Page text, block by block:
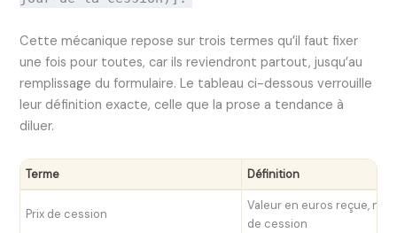
Cette mécanique repose sur trois termes qu’il faut fixer
une fois pour toutes, car ils reviendront partout, jusqu’au
remplissage du formulaire. Le tableau ci-dessous verrouille
leur définition exacte, celle que la prose a tendance à
diluer.
Terme Définition
Prix de cession
Valeur en euros reçue,
de cession